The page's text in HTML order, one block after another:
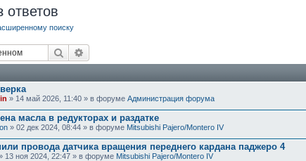
ответов
поиску
Поиск
» 14 май 2026, 11:40 » в форуме Администрация форума
масла в редукторах и раздатке
» 02 дек 2024, 08:44 » в форуме Mitsubishi Pajero/Montero IV
провода датчика вращения переднего кардана паджеро 4
13 ноя 2024, 22:47 » в форуме Mitsubishi Pajero/Montero IV